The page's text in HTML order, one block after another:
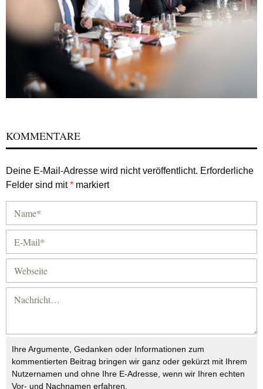
KOMMENTARE
Deine E-Mail-Adresse wird nicht veröffentlicht. Erforderliche
Felder sind mit* markiert
Ihre Argumente, Gedanken oder Informationen zum
kommentierten Beitrag bringen wir ganz oder gekürzt mit Ihrem
Nutzernamen und ohne Ihre E-Adresse, wenn wir Ihren echten
Vor- und Nachnamen erfahren.